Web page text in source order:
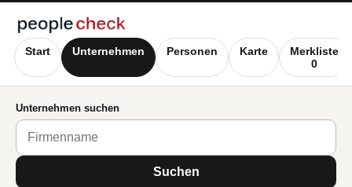
Start Unternehmen Personen Karte
Merkliste
0
Unternehmen suchen
Suchen